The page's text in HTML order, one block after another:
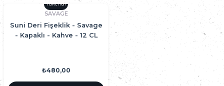
Tükendi
SAVAGE
Suni Deri Fişeklik - Savage
- Kapaklı - Kahve - 12 CL
₺480,00